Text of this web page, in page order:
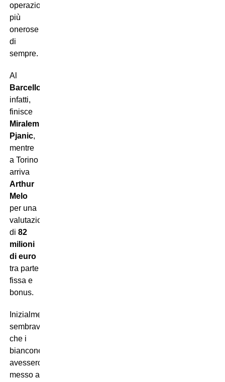
operazioni
più
onerose
di
sempre.
Al
Barcellona
infatti,
finisce
Miralem
Pjanic,
mentre
a Torino
arriva
Arthur
Melo
per una
valutazione
di 82
milioni
di euro
tra parte
fissa e
bonus.
Inizialmente
sembrava
che i
bianconeri
avessero
messo a